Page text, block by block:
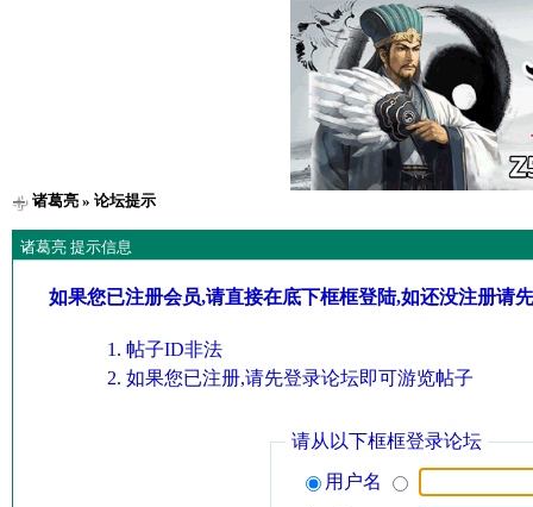
诸葛亮» 论坛提示
诸葛亮 提示信息
如果您已注册会员,请直接在底下框框登陆,如还没注册请
帖子ID非法
如果您已注册,请先登录论坛即可游览帖子
请从以下框框登录论坛
用户名